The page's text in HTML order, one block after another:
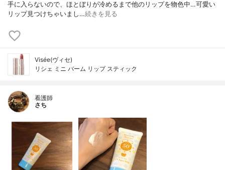
手に入らないので、ほとぼりが冷めるまで他のリップを物色中…可愛い
リップ見つけちゃいまし…続きを見る
Visée(ヴィセ)
リシェ ミニ バーム リップ スティック
看護師
さち